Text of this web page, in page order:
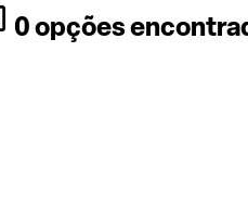
0 opções